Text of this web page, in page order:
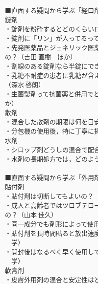
■直面する疑問から学ぶ「経口
錠剤
・錠剤を粉砕するとどのくら
・錠剤に「リン」が入ってる
・先発医薬品とジェネリック
の？（吉田 直樹 ほか）
・割線のある錠剤なら半錠に
・乳糖不耐症の患者に乳糖が
（深水 啓朗）
・生菌製剤って抗菌薬と併用
か）
散剤
・混合した散剤の期限は何を
・分包機の使用後，特に丁寧
水剤
・シロップ剤どうしの混合で配
・水剤の長期処方では，どのよ
■直面する疑問から学ぶ「外用
貼付剤
・貼付剤は切断してもよいの？
・成人と高齢者ではツロブテ
の？（山本 佳久）
・同一成分でも剤形によって
・貼付剤を長時間貼ると放出
学）
・開封後はなるべく早く使用
学）
軟膏剤
・皮膚外用剤の混合と安定性は